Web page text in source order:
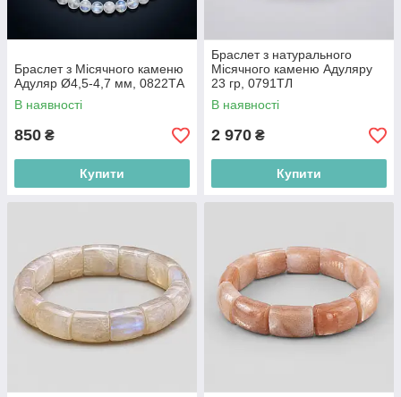
Браслет з Місячного каменю
Адуляр Ø4,5-4,7 мм, 0822ТА
В наявності
850 ₴
Купити
Браслет з натурального
Місячного каменю Адуляру
23 гр, 0791ТЛ
В наявності
2 970 ₴
Купити